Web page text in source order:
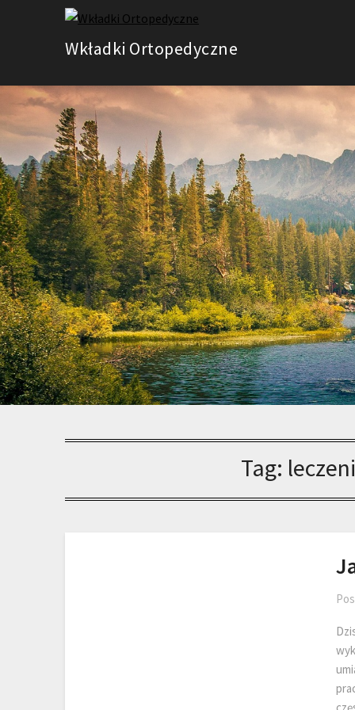
Wkładki Ortopedyczne
Tag: